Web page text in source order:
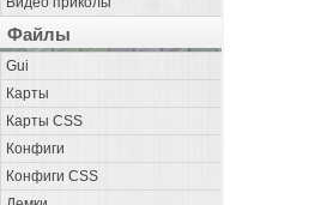
Файлы
Gui
Карты
Карты CSS
Конфиги
Конфиги CSS